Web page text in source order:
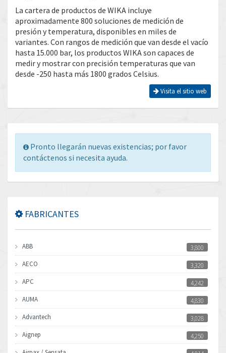
La cartera de productos de WIKA incluye
aproximadamente 800 soluciones de medición de
presión y temperatura, disponibles en miles de
variantes. Con rangos de medición que van desde el vacío
hasta 15.000 bar, los productos WIKA son capaces de
medir y mostrar con precisión temperaturas que van
desde -250 hasta más 1800 grados Celsius.
Visita el sitio web
Pronto llegarán nuevas existencias; por favor
contáctenos si necesita ayuda.
FABRICANTES
ABB
3,800
AECO
3,320
APC
4,242
AUMA
4,830
Advantech
3,028
Aignep
4,250